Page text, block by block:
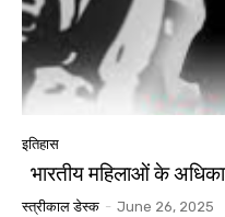
इतिहास
भारतीय महिलाओं के
स्त्रीकाल डेस्क - June 26, 2025